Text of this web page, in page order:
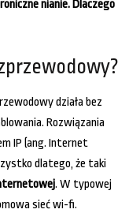
nianie. Dlaczego
działa bez
Rozwiązania
IP (ang. Internet
dlatego, że taki
. W typowej
sieć wi-fi.